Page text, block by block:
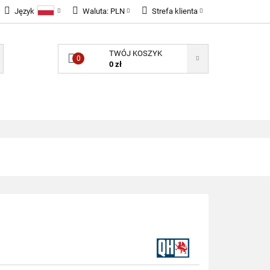
Język Waluta: PLN
EUR
GBP
Strefa klienta
Zarejestruj się
Dodaj zgłoszenie
0
TWÓJ KOSZYK
0 zł